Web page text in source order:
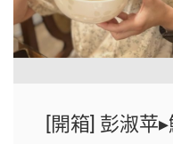
[開箱] 彭淑苹